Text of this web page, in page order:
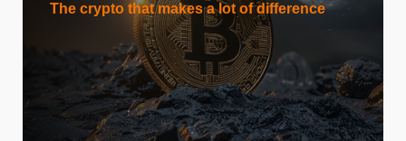
The crypto that makes a lot of difference